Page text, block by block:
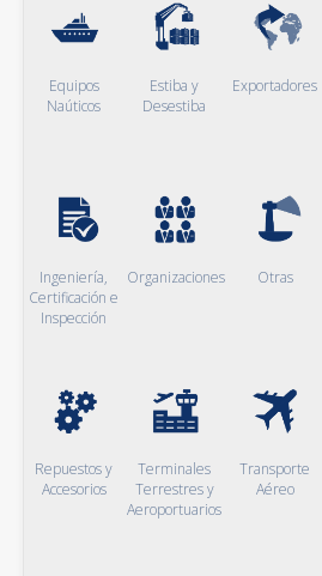
Equipos
Naúticos
Estiba y
Desestiba
Exportadores
Ingeniería,
Certificación e
Inspección
Organizaciones Otras
Repuestos y
Accesorios
Terminales
Terrestres y
Aeroportuarios
Transporte
Aéreo